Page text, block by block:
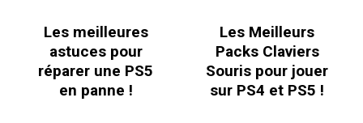
Les meilleures
astuces pour
réparer une PS5
en panne !
Les Meilleurs
Packs Claviers
Souris pour jouer
sur PS4 et PS5 !